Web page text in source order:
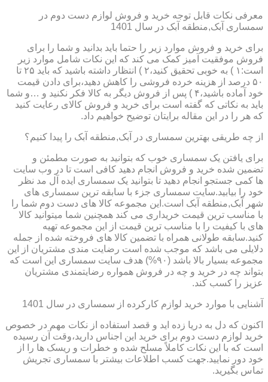
معرفی نکات قابل توجه خرید و فروش لوازم دست دوم در
سمساری آبک,منطقه آبک در سال 1401
برای خرید و فروش موارد زیر را حتما باید بدانید و شما را برای
فروش موفقیت آمیز کمک می کند که این نکات شامل موارد زیر
است:۱ ) به خوبی تحقیق کنید،۲ ) انتظار داشته باشید که باید ۲۵ تا
۵۰ درصد از هزینه خرده فروشی را کاهش دهید،برای دادن قیمت
خود آماده باشید،۴ ) پس از فروش دیگر به کالا فکر نکنید و …و شما
باید به نکاتی که گفته است برای خرید و فروش کالای رعایت کنید
که هر را در این مقاله برایتان توضیح خواهیم داد.
از چه طریقی بهترین سمساری در آبک,منطقه آبک را پیدا کنیم؟
برای یافتن یک سمساری خوب که بتوانید به صورت مطمئن و
تضمین شده خرید و فروش انجام دهید کافی است تا در وب سایت
ها کمی جستجو انجام دهید تا بتوانید یک سمساری ایده آل مد نظر
خود را بیابید.سایت سمساری جزء با سابقه ترین سمساری های
شهر آبک,منطقه آبک است.این مجموعه کالا های دست دوم شما را
با مناسب ترین قیمت خریداری می کند همچنین شما میتوانید کالا
های با کیفیت را با مناسب ترین قیمت از این مجموعه تهیه
کنید.سابقه طولانی همراه با تضمین کالا های فروخته شده از جمله
دلایلی می باشد که موجب شده است رضایت مندی مشتریان از این
مجموعه بسیار بالا باشد (۹۰%) هدف سایت سمساری این است که
بتواند چه در خرید و چه در فروش همواره رضایتمندی مشتریان
عزیز را کسب کند.
آشنایی با موارد خرید لوازم کارکرده از سمساری در سال 1401
اکنون که دل به دریا زده اید و قصد استفاده از نکات مهم در خصوص
خرید لوازم دست دوم برای خرید این اجناس دارید،وقت آن رسیده
است که با این نکات کاملاً مسلح شده و خطرات و ریسک ها را از
خود دور نمایید.جهت کسب اطلاعات بیشتر با سمساری تجریش
تماس بگیرید.